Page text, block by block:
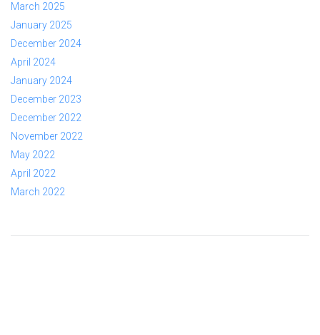
March 2025
January 2025
December 2024
April 2024
January 2024
December 2023
December 2022
November 2022
May 2022
April 2022
March 2022